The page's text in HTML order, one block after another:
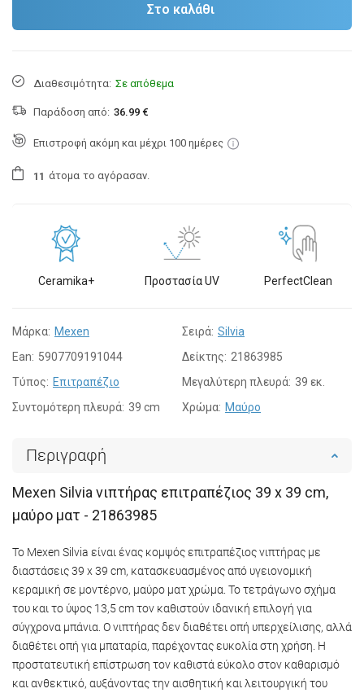
Στο καλάθι
Διαθεσιμότητα: Σε απόθεμα
Παράδοση από: 36.99 €
Επιστροφή ακόμη και μέχρι 100 ημέρες
1 1 άτομα το αγόρασαν.
Ceramika+ Προστασία UV PerfectClean
Μάρκα: Mexen Σειρά: Silvia
Ean: 5907709191044 Δείκτης: 21863985
Τύπος: Επιτραπέζιο Μεγαλύτερη πλευρά: 39 εκ.
Συντομότερη πλευρά: 39 cm Χρώμα: Μαύρο
Περιγραφή
Mexen Silvia νιπτήρας επιτραπέζιος 39 x 39 cm,
μαύρο ματ - 21863985
Το Mexen Silvia είναι ένας κομψός επιτραπέζιος νιπτήρας με
διαστάσεις 39 x 39 cm, κατασκευασμένος από υγειονομική
κεραμική σε μοντέρνο, μαύρο ματ χρώμα. Το τετράγωνο σχήμα
του και το ύψος 13,5 cm τον καθιστούν ιδανική επιλογή για
σύγχρονα μπάνια. Ο νιπτήρας δεν διαθέτει οπή υπερχείλισης, αλλά
διαθέτει οπή για μπαταρία, παρέχοντας ευκολία στη χρήση. Η
προστατευτική επίστρωση τον καθιστά εύκολο στον καθαρισμό
και ανθεκτικό, αυξάνοντας την αισθητική και λειτουργική του